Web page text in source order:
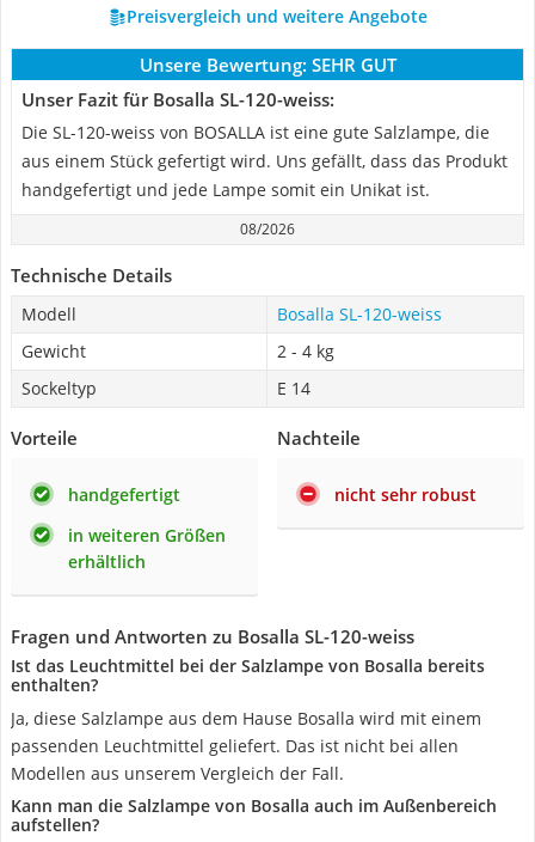
Preisvergleich und weitere Angebote
Unsere Bewertung: SEHR GUT
Unser Fazit für Bosalla SL-120-weiss:
Die SL-120-weiss von BOSALLA ist eine gute Salzlampe, die
aus einem Stück gefertigt wird. Uns gefällt, dass das Produkt
handgefertigt und jede Lampe somit ein Unikat ist.
08/2026
Technische Details
Modell
Bosalla SL-120-weiss
Gewicht
2 - 4 kg
Sockeltyp
E 14
Vorteile
handgefertigt
in weiteren Größen
erhältlich
Nachteile
nicht sehr robust
Fragen und Antworten zu Bosalla SL-120-weiss
Ist das Leuchtmittel bei der Salzlampe von Bosalla bereits
enthalten?
Ja, diese Salzlampe aus dem Hause Bosalla wird mit einem
passenden Leuchtmittel geliefert. Das ist nicht bei allen
Modellen aus unserem Vergleich der Fall.
Kann man die Salzlampe von Bosalla auch im Außenbereich
aufstellen?